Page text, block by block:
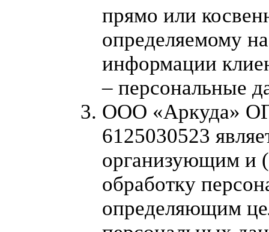
прямо или
определяемому
информации
– персональные
ООО «Аркуда»
6125030523
организующим и
обработку
определяющим